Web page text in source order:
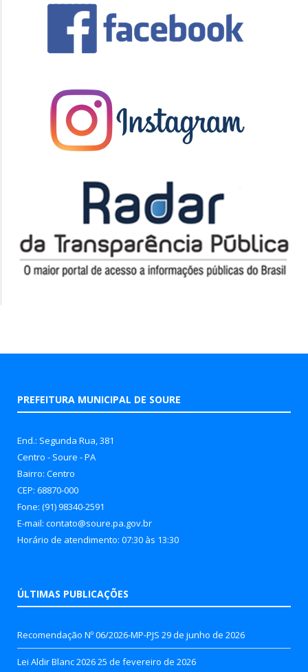
PREFEITURA MUNICIPAL DE SOURE
End.: Segunda Rua, 381
Centro - Soure - PA
Bairro: Centro
CEP: 68870-000
Fone: (91) 98340-2591
E-mail: contato@soure.pa.gov.br
Horário de atendimento: 07:30 às 13:30
ÚLTIMAS PUBLICAÇÕES
Recomendação Nº 06/2026-MP-PJS 29 de junho de 2026
Lei Aldir Blanc 202625 de fevereiro de 2026